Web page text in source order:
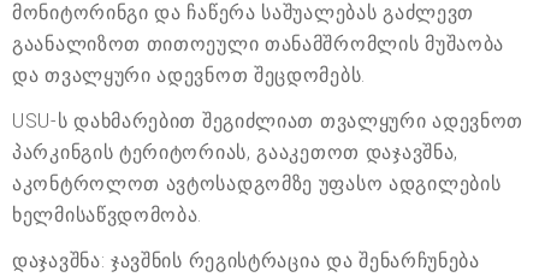
მონიტორინგი და ჩაწერა საშუალებას გაძლევთ
გაანალიზოთ თითოეული თანამშრომლის მუშაობა
და თვალყური ადევნოთ შეცდომებს.
USU-ს დახმარებით შეგიძლიათ თვალყური ადევნოთ
პარკინგის ტერიტორიას, გააკეთოთ დაჯავშნა,
აკონტროლოთ ავტოსადგომზე უფასო ადგილების
ხელმისაწვდომობა.
დაჯავშნა: ჯავშნის რეგისტრაცია და შენარჩუნება